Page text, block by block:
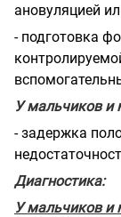
ановуляцией
- подготовка
У мальчиков и
- задержка
Диагностика:
У мальчиков и